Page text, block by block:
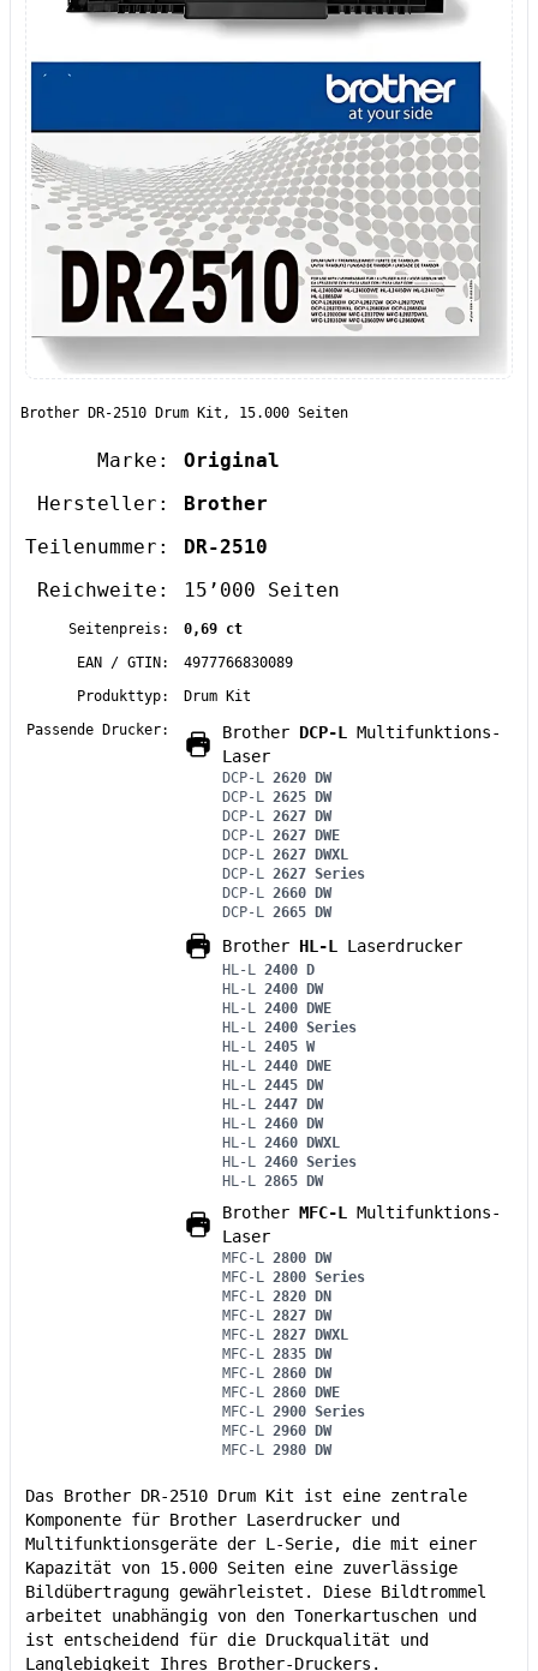
Brother DR-2510 Drum Kit, 15.000 Seiten
Marke:
Original
Hersteller:
Brother
Teilenummer:
DR-2510
Reichweite:
15’000 Seiten
Seitenpreis:
0,69 ct
EAN / GTIN:
4977766830089
Produkttyp:
Drum Kit
Passende Drucker:
Brother DCP-L
Multifunktions-
Laser
DCP-L
2620 DW
DCP-L
2625 DW
DCP-L
2627 DW
DCP-L
2627 DWE
DCP-L
2627 DWXL
DCP-L
2627 Series
DCP-L
2660 DW
DCP-L
2665 DW
Brother HL-L Laserdrucker
HL-L
2400 D
HL-L
2400 DW
HL-L
2400 DWE
HL-L
2400 Series
HL-L
2405 W
HL-L
2440 DWE
HL-L
2445 DW
HL-L
2447 DW
HL-L
2460 DW
HL-L
2460 DWXL
HL-L
2460 Series
HL-L
2865 DW
Brother MFC-L
Multifunktions-
Laser
MFC-L
2800 DW
MFC-L
2800 Series
MFC-L
2820 DN
MFC-L
2827 DW
MFC-L
2827 DWXL
MFC-L
2835 DW
MFC-L
2860 DW
MFC-L
2860 DWE
MFC-L
2900 Series
MFC-L
2960 DW
MFC-L
2980 DW
Das Brother DR-2510 Drum Kit ist eine zentrale
Komponente für Brother Laserdrucker und
Multifunktionsgeräte der L-Serie, die mit einer
Kapazität von 15.000 Seiten eine zuverlässige
Bildübertragung gewährleistet. Diese Bildtrommel
arbeitet unabhängig von den Tonerkartuschen und
ist entscheidend für die Druckqualität und
Langlebigkeit Ihres Brother-Druckers.